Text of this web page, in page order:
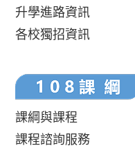
升學進路資訊
各校獨招資訊
課綱與課程
課程諮詢服務